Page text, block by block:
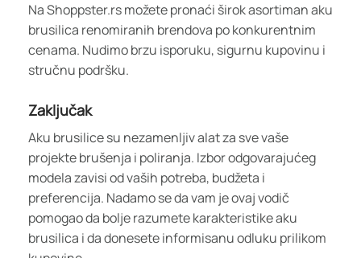
Na Shoppster.rs možete pronaći širok asortiman aku
brusilica renomiranih brendova po konkurentnim
cenama. Nudimo brzu isporuku, sigurnu kupovinu i
stručnu podršku.
Zaključak
Aku brusilice su nezamenljiv alat za sve vaše
projekte brušenja i poliranja. Izbor odgovarajućeg
modela zavisi od vaših potreba, budžeta i
preferencija. Nadamo se da vam je ovaj vodič
pomogao da bolje razumete karakteristike aku
brusilica i da donesete informisanu odluku prilikom